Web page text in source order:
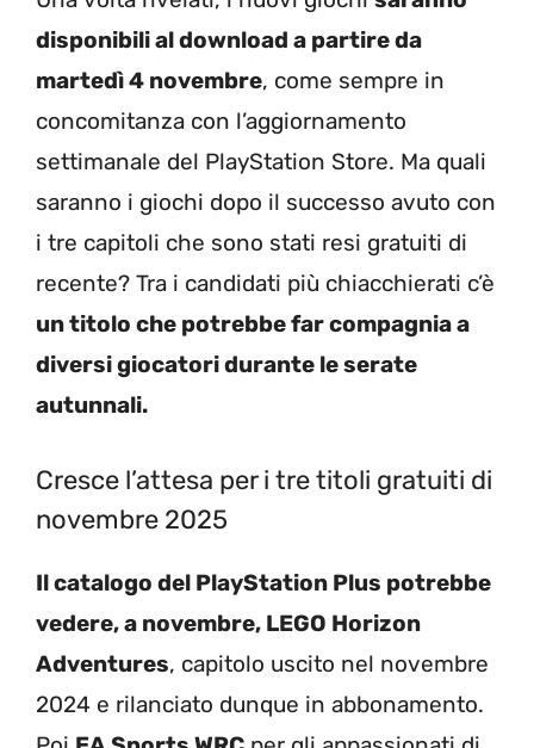
disponibili al download a partire da
martedì 4 novembre, come sempre in
concomitanza con l’aggiornamento
settimanale del PlayStation Store. Ma quali
saranno i giochi dopo il successo avuto con
i tre capitoli che sono stati resi gratuiti di
recente? Tra i candidati più chiacchierati c’è
un titolo che potrebbe far compagnia a
diversi giocatori durante le serate
autunnali.
Cresce l’attesa per i tre titoli gratuiti di
novembre 2025
Il catalogo del PlayStation Plus potrebbe
vedere, a novembre, LEGO Horizon
Adventures, capitolo uscito nel novembre
2024 e rilanciato dunque in abbonamento.